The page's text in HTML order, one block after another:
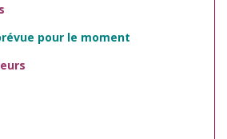
pour le moment